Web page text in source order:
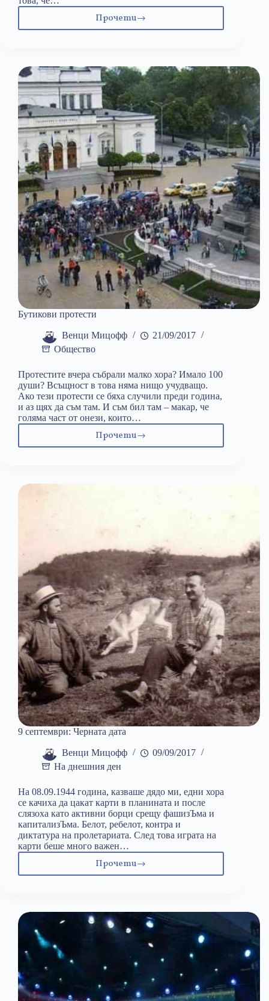
Прочети
ТИ
Бутикови протести
Венци Мицофф
21/09/2017
Общество
Протестите вчера събрали малко хора? Имало 100
души? Всъщност в това няма нищо учудващо.
Ако тези протести се бяха случили преди година,
и аз щях да съм там. И съм бил там – макар, че
голяма част от онези, които…
ПрочетиБутикови
9 септември: Черната дата
Венци Мицофф
09/09/2017
На днешния ден
На 08.09.1944 година, казваше дядо ми, едни хора
се качиха да цакат карти в планината и после
слязоха като активни борци срещу фашизЪма и
капитализЪма. Белот, ребелот, контра и
диктатура на пролетариата. След това играта на
карти беше много важен…
Прочети
9